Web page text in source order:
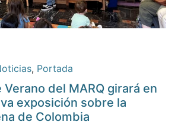
, Portada
Verano del MARQ girará en
exposición sobre la
de Colombia